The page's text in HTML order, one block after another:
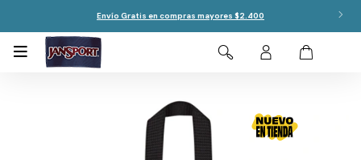
Envío Gratis en compras mayores $2.400
